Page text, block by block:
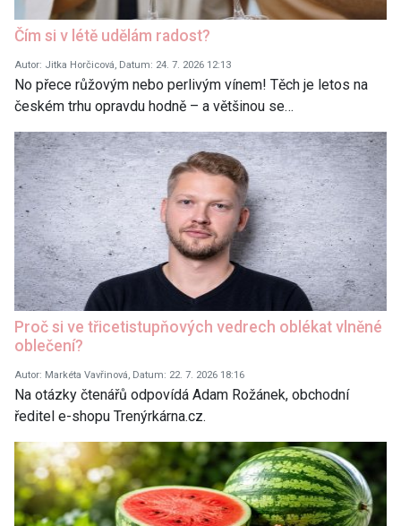
Čím si v létě udělám radost?
Autor: Jitka Horčicová, Datum: 24. 7. 2026 12:13
No přece růžovým nebo perlivým vínem! Těch je letos na
českém trhu opravdu hodně – a většinou se…
Proč si ve třicetistupňových vedrech oblékat vlněné
oblečení?
Autor: Markéta Vavřinová, Datum: 22. 7. 2026 18:16
Na otázky čtenářů odpovídá Adam Rožánek, obchodní
ředitel e-shopu Trenýrkárna.cz.